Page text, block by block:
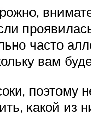
часто
вам
поэтому
какой из